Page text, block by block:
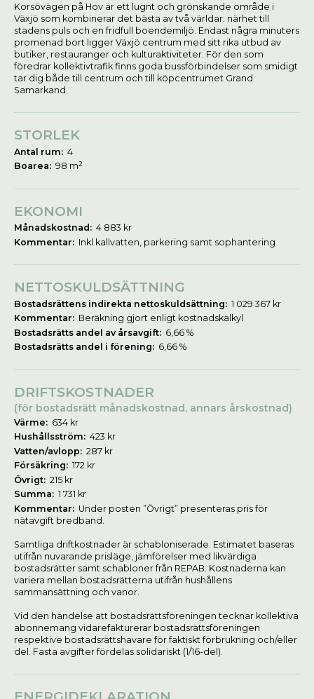
Korsövägen på Hov är ett lugnt och grönskande område i
Växjö som kombinerar det bästa av två världar: närhet till
stadens puls och en fridfull boendemiljö. Endast några minuters
promenad bort ligger Växjö centrum med sitt rika utbud av
butiker, restauranger och kulturaktiviteter. För den som
föredrar kollektivtrafik finns goda bussförbindelser som smidigt
tar dig både till centrum och till köpcentrumet Grand
Samarkand.
STORLEK
Antal rum: 4
Boarea: 98 m2
EKONOMI
Månadskostnad: 4 883 kr
Kommentar: Inkl kallvatten, parkering samt sophantering
NETTOSKULDSÄTTNING
Bostadsrättens indirekta nettoskuldsättning: 1 029 367 kr
Kommentar: Beräkning gjort enligt kostnadskalkyl
Bostadsrätts andel av årsavgift: 6,66 %
Bostadsrätts andel i förening: 6,66 %
DRIFTSKOSTNADER
(för bostadsrätt månadskostnad, annars årskostnad)
Värme: 634 kr
Hushållsström: 423 kr
Vatten/avlopp: 287 kr
Försäkring: 172 kr
Övrigt: 215 kr
Summa: 1 731 kr
Kommentar: Under posten ”Övrigt” presenteras pris för
nätavgift bredband.
Samtliga driftkostnader är schabloniserade. Estimatet baseras
utifrån nuvarande prisläge, jämförelser med likvärdiga
bostadsrätter samt schabloner från REPAB. Kostnaderna kan
variera mellan bostadsrätterna utifrån hushållens
sammansättning och vanor.
Vid den händelse att bostadsrättsföreningen tecknar kollektiva
abonnemang vidarefakturerar bostadsrättsföreningen
respektive bostadsrättshavare för faktiskt förbrukning och/eller
del. Fasta avgifter fördelas solidariskt (1/16-del).